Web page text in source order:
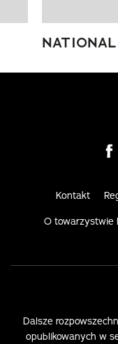
Kontakt
O towarzystwie
Dalsze
opublikowanych w